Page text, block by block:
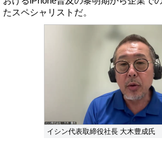
たスペシャリストだ。
イシン代表取締役社長 大木豊成氏